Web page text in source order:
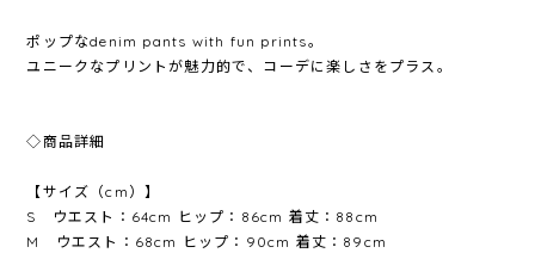
ポップなdenim pants with fun prints。
ユニークなプリントが魅力的で、コーデに楽しさをプラス。
◇商品詳細
【サイズ（cm）】
S ウエスト：64cm ヒップ：86cm 着丈：88cm
M ウエスト：68cm ヒップ：90cm 着丈：89cm